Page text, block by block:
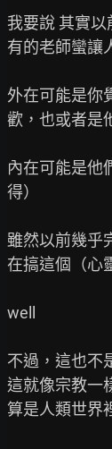
我要說 其實以
有的老師蠻讓
外在可能是你
歡，也或者是
內在可能是他
得）
雖然以前幾乎
在搞這個（心
well
不過，這也不
這就像宗教一
算是人類世界